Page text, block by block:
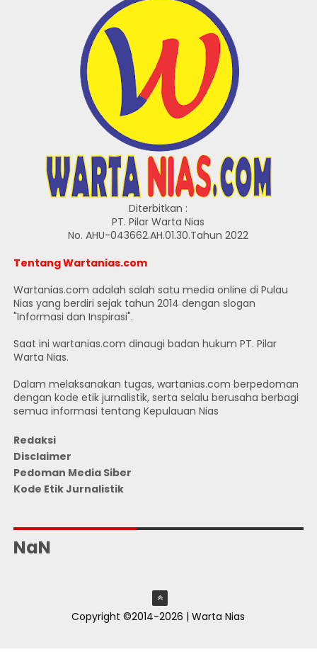
Diterbitkan :
PT. Pilar Warta Nias
No. AHU-043662.AH.01.30.Tahun 2022
Tentang Wartanias.com
Wartanias.com adalah salah satu media online di Pulau
Nias yang berdiri sejak tahun 2014 dengan slogan
"Informasi dan Inspirasi".
Saat ini wartanias.com dinaugi badan hukum PT. Pilar
Warta Nias.
Dalam melaksanakan tugas, wartanias.com berpedoman
dengan kode etik jurnalistik, serta selalu berusaha berbagi
semua informasi tentang Kepulauan Nias
Redaksi
Disclaimer
Pedoman Media Siber
Kode Etik Jurnalistik
NaN
Copyright ©2014-2026 | Warta Nias